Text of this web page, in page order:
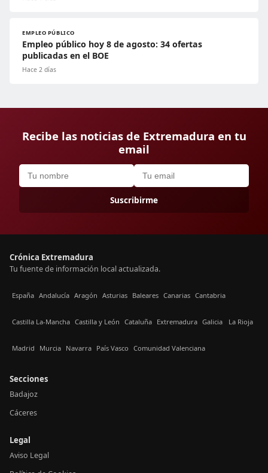
EMPLEO PÚBLICO
Empleo público hoy 8 de agosto: 34 ofertas
publicadas en el BOE
Hace 2 días
Recibe las noticias de Extremadura en tu
email
Suscribirme
Crónica Extremadura
Tu fuente de información local actualizada.
España Andalucía Aragón Asturias Baleares Canarias Cantabria
Castilla La-Mancha Castilla y León Cataluña Extremadura Galicia La Rioja
Madrid Murcia Navarra País Vasco Comunidad Valenciana
Secciones
Badajoz
Cáceres
Legal
Aviso Legal